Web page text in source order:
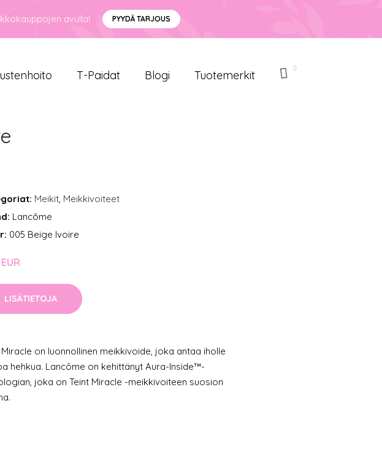
avulla! PYYDÄ TARJOUS
T-Paidat Blogi Tuotemerkit
Meikit, Meikkivoiteet
Lancôme
005 Beige Ivoire
LISÄTIETOJA
Miracle on luonnollinen meikkivoide, joka antaa iholle
hehkua. Lancôme on kehittänyt Aura-Inside™-
joka on Teint Miracle -meikkivoiteen suosion